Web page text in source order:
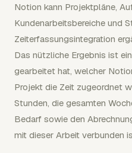
Notion kann Projektpläne,
Kundenarbeitsbereiche und
Zeiterfassungsintegration
Das nützliche Ergebnis ist
gearbeitet hat, welcher
Projekt die Zeit zugeordnet
Stunden, die gesamten
Bedarf sowie den
mit dieser Arbeit verbunden